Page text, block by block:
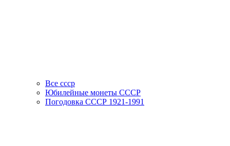
Все ссср
Юбилейные монеты СССР
Погодовка СССР 1921-1991